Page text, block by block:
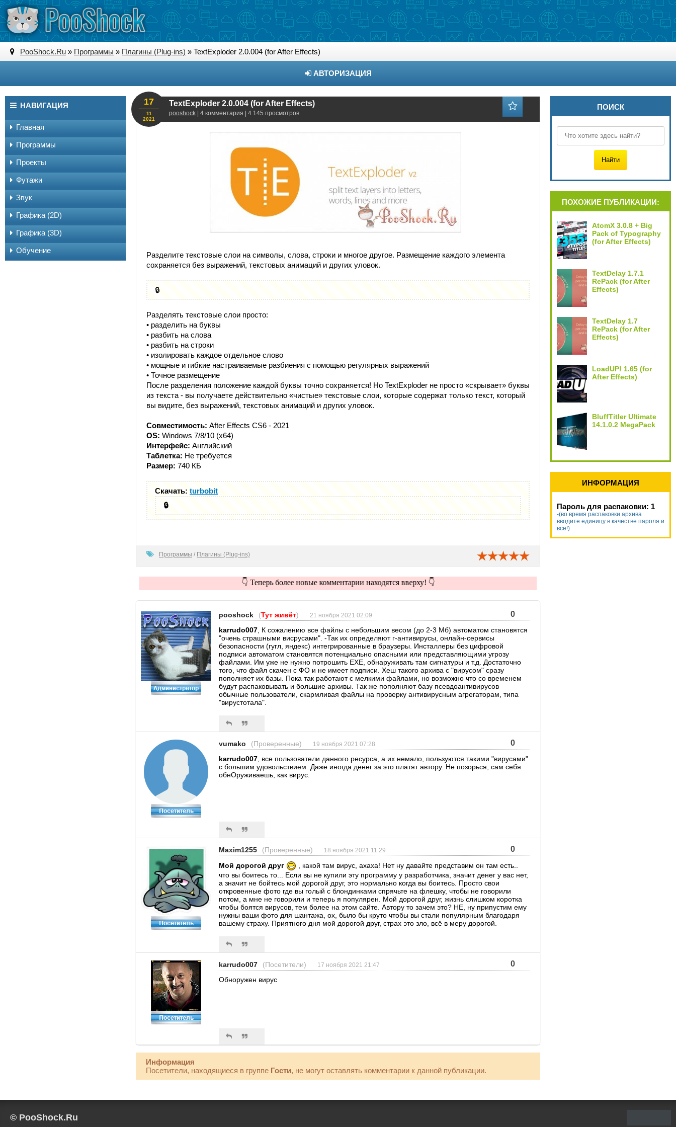
PooShock.Ru » Программы » Плагины (Plug-ins) » TextExploder 2.0.004 (for After Effects)
АВТОРИЗАЦИЯ
TextExploder 2.0.004 (for After Effects)
pooshock | 4 комментария | 4 145 просмотров
17
11
2021
Разделите текстовые слои на символы, слова, строки и многое другое. Размещение каждого элемента
сохраняется без выражений, текстовых анимаций и других уловок.
🔒
Разделять текстовые слои просто:
• разделить на буквы
• разбить на слова
• разбить на строки
• изолировать каждое отдельное слово
• мощные и гибкие настраиваемые разбиения с помощью регулярных выражений
• Точное размещение
После разделения положение каждой буквы точно сохраняется! Но TextExploder не просто «скрывает» буквы
из текста - вы получаете действительно «чистые» текстовые слои, которые содержат только текст, который
вы видите, без выражений, текстовых анимаций и других уловок.
Совместимость: After Effects CS6 - 2021
OS: Windows 7/8/10 (x64)
Интерфейс: Английский
Таблетка: Не требуется
Размер: 740 КБ
Скачать:turbobit
🔒
Программы / Плагины (Plug-ins)
👇 Теперь более новые комментарии находятся вверху! 👇
pooshock (Тут живёт) 21 ноября 2021 02:09 0
karrudo007 , К сожалению все файлы с небольшим весом (до 2-3 Мб) автоматом становятся
"очень страшными висрусами". -Так их определяют г-антивирусы, онлайн-сервисы
безопасности (гугл, яндекс) интегрированные в браузеры. Инсталлеры без цифровой
подписи автоматом становятся потенциально опасными или представляющими угрозу
файлами. Им уже не нужно потрошить EXE, обнаруживать там сигнатуры и т.д. Достаточно
того, что файл скачен с ФО и не имеет подписи. Хеш такого архива с "вирусом" сразу
пополняет их базы. Пока так работают с мелкими файлами, но возможно что со временем
будут распаковывать и большие архивы. Так же пополняют базу псевдоантивирусов
обычные пользователи, скармливая файлы на проверку антивирусным агрегаторам, типа
"вирустотала".
vumako (Проверенные) 19 ноября 2021 07:28 0
karrudo007 , все пользователи данного ресурса, а их немало, пользуются такими "вирусами"
с большим удовольствием. Даже иногда денег за это платят автору. Не позорься, сам себя
обнОруживаешь, как вирус.
Maxim1255 (Проверенные) 18 ноября 2021 11:29 0
Мой дорогой друг
, какой там вирус, ахаха! Нет ну давайте представим он там есть..
что вы боитесь то... Если вы не купили эту программу у разработчика, значит денег у вас нет,
а значит не бойтесь мой дорогой друг, это нормально когда вы боитесь. Просто свои
откровенные фото где вы голый с блондинками спрячьте на флешку, чтобы не говорили
потом, а мне не говорили и теперь я популярен. Мой дорогой друг, жизнь слишком коротка
чтобы боятся вирусов, тем более на этом сайте. Автору то зачем это? НЕ, ну припустим ему
нужны ваши фото для шантажа, ох, было бы круто чтобы вы стали популярным благодаря
вашему страху. Приятного дня мой дорогой друг, страх это зло, всё в меру дорогой.
karrudo007 (Посетители) 17 ноября 2021 21:47 0
Обноружен вирус
Информация
Посетители, находящиеся в группе Гости, не могут оставлять комментарии к данной публикации.
НАВИГАЦИЯ
Главная
Программы
Проекты
Футажи
Звук
Графика (2D)
Графика (3D)
Обучение
ПОИСК
ПОХОЖИЕ ПУБЛИКАЦИИ:
AtomX 3.0.8 + Big
Pack of Typography
(for After Effects)
TextDelay 1.7.1
RePack (for After
Effects)
TextDelay 1.7
RePack (for After
Effects)
LoadUP! 1.65 (for
After Effects)
BluffTitler Ultimate
14.1.0.2 MegaPack
ИНФОРМАЦИЯ
Пароль для распаковки: 1
-(во время распаковки архива
вводите единицу в качестве пароля и
всё!)
© PooShock.Ru